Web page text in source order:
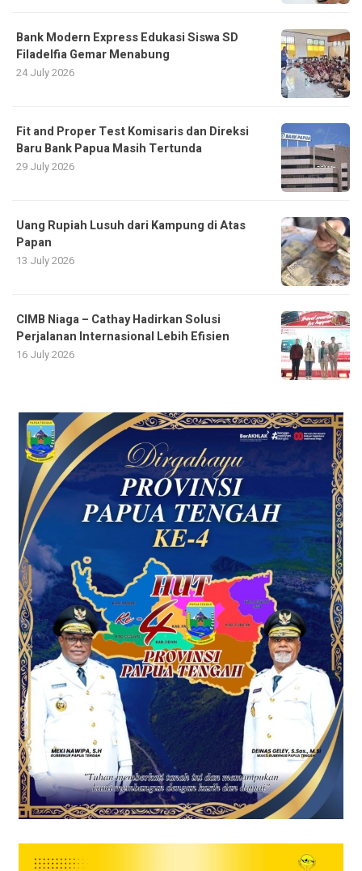
Bank Modern Express Edukasi Siswa SD
Filadelfia Gemar Menabung
24 July 2026
Fit and Proper Test Komisaris dan Direksi
Baru Bank Papua Masih Tertunda
29 July 2026
Uang Rupiah Lusuh dari Kampung di Atas
Papan
13 July 2026
CIMB Niaga – Cathay Hadirkan Solusi
Perjalanan Internasional Lebih Efisien
16 July 2026